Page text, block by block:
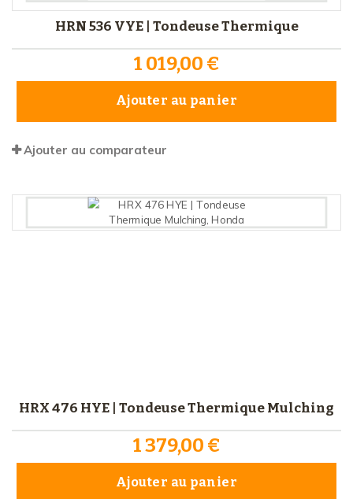
HRN 536 VYE | Tondeuse Thermique
1 019,00 €
Ajouter au panier
Ajouter au comparateur
HRX 476 HYE | Tondeuse Thermique Mulching
1 379,00 €
Ajouter au panier